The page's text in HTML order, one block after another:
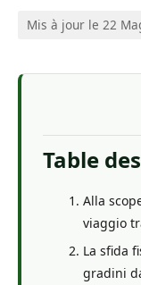
Mis à jour le 22
Table
Alla
viaggio
La sfida
gradini